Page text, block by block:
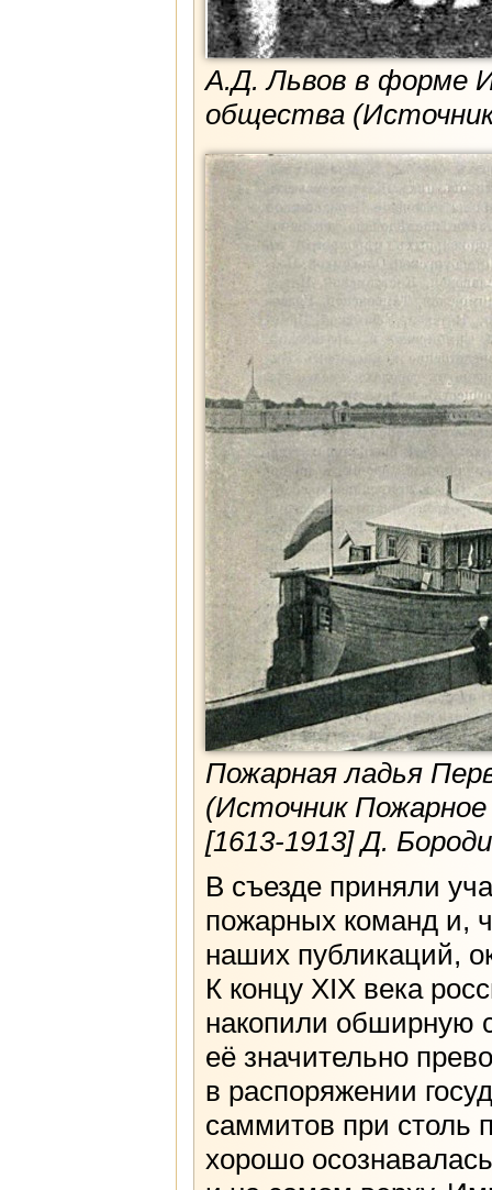
А.Д. Львов в форме
общества
Пожарная ладья
(Источник
[1613-1913] Д.
В съезде приняли
пожарных команд и,
наших публикаций,
К концу XIX века
накопили обширную
её значительно
в распоряжении
саммитов при столь
хорошо